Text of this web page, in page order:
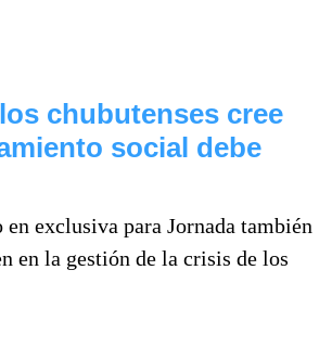
chubutenses cree
social debe
exclusiva para Jornada también
en la gestión de la crisis de los